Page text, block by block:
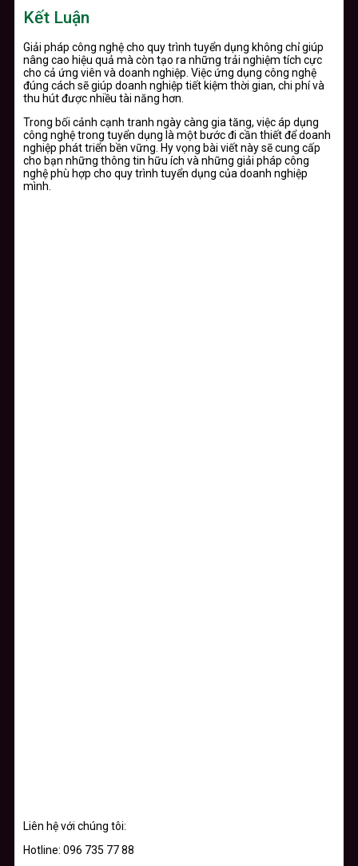
Kết Luận
Giải pháp công nghệ cho quy trình tuyển dụng không chỉ giúp
nâng cao hiệu quả mà còn tạo ra những trải nghiệm tích cực
cho cả ứng viên và doanh nghiệp. Việc ứng dụng công nghệ
đúng cách sẽ giúp doanh nghiệp tiết kiệm thời gian, chi phí và
thu hút được nhiều tài năng hơn.
Trong bối cảnh cạnh tranh ngày càng gia tăng, việc áp dụng
công nghệ trong tuyển dụng là một bước đi cần thiết để doanh
nghiệp phát triển bền vững. Hy vọng bài viết này sẽ cung cấp
cho bạn những thông tin hữu ích và những giải pháp công
nghệ phù hợp cho quy trình tuyển dụng của doanh nghiệp
mình.
Liên hệ với chúng tôi:
Hotline: 096 735 77 88